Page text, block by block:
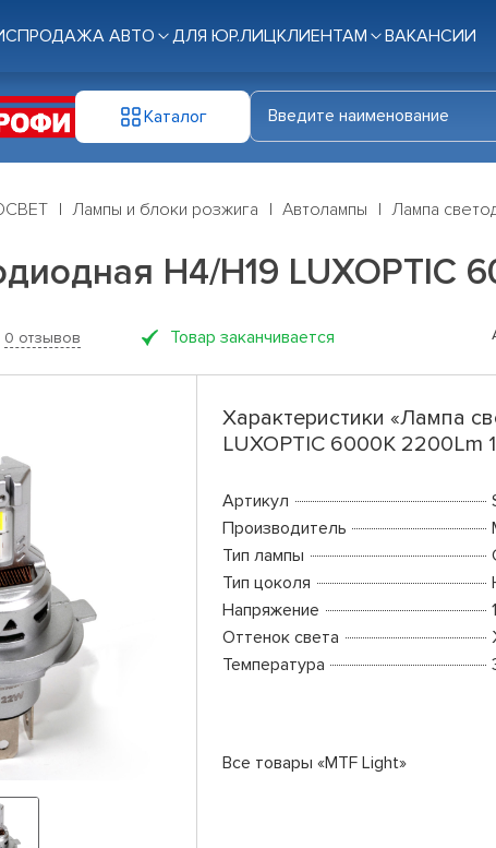
ПРОДАЖА АВТО ДЛЯ ЮР.ЛИЦКЛИЕНТАМ ВАКАНСИИ
Каталог
Лампы и блоки розжига Автолампы Лампа
H4/H19 LUXOPTIC
0 отзывов Товар заканчивается
Характеристики «Лампа
LUXOPTIC 6000K 2200Lm
Артикул
Производитель
Тип лампы
Тип цоколя
Напряжение
Оттенок света
Температура
Все товары «MTF Light»